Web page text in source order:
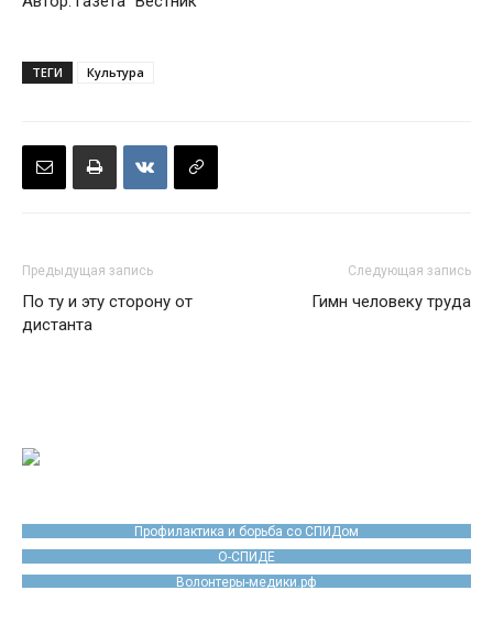
ТЕГИ Культура
Предыдущая запись
По ту и эту сторону от
дистанта
Следующая запись
Гимн человеку труда
Профилактика и борьба со СПИДом
О-СПИДЕ
Волонтеры-медики.рф